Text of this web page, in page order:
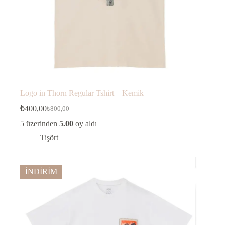
Logo in Thorn Regular Tshirt – Kemik
₺800,00
Orijinal
fiyat:
₺400,00Şu
andaki
₺400,00.
5 üzerinden 5.00 oy aldı
Tişört
İNDİRİM